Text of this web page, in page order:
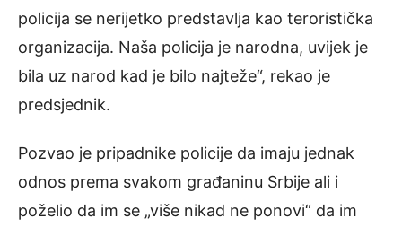
policija se nerijetko predstavlja kao teroristička
organizacija. Naša policija je narodna, uvijek je
bila uz narod kad je bilo najteže“, rekao je
predsjednik.
Pozvao je pripadnike policije da imaju jednak
odnos prema svakom građaninu Srbije ali i
poželio da im se „više nikad ne ponovi“ da im